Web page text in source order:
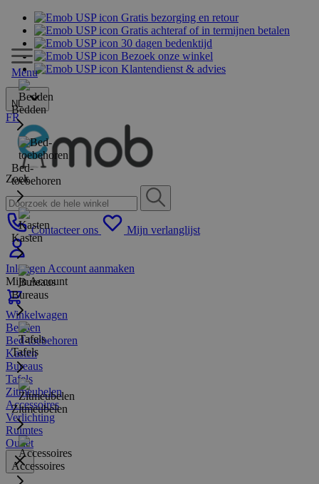
Gratis bezorging en retour
Gratis achteraf of in termijnen betalen
30 dagen bedenktijd
Bezoek onze winkel
Klantendienst & advies
NL
FR
Zoek
Contacteer ons Mijn verlanglijst
Inloggen Account aanmaken
Mijn Account
Winkelwagen
Menu
Bedden
Bed-
toebehoren
Kasten
Bureaus
Tafels
Zitmeubelen
Accessoires
Bedden
Bed-toebehoren
Kasten
Bureaus
Tafels
Zitmeubelen
Accessoires
Verlichting
Ruimtes
Outlet